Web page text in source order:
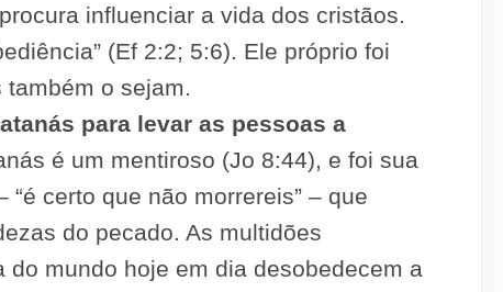
influenciar a vida dos cristãos.
(Ef 2:2; 5:6). Ele próprio foi
o sejam.
para levar as pessoas a
é um mentiroso (Jo 8:44), e foi sua
certo que não morrereis” – que
do pecado. As multidões
mundo hoje em dia desobedecem a